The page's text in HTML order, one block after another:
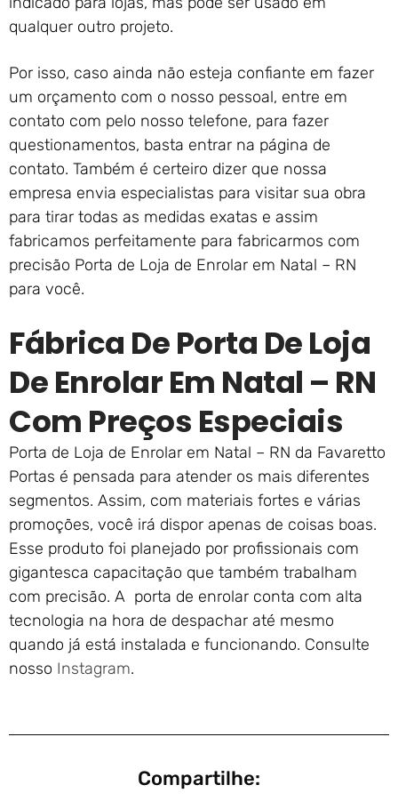
qualquer outro projeto.
Por isso, caso ainda não esteja confiante em fazer
um orçamento com o nosso pessoal, entre em
contato com pelo nosso telefone, para fazer
questionamentos, basta entrar na página de
contato. Também é certeiro dizer que nossa
empresa envia especialistas para visitar sua obra
para tirar todas as medidas exatas e assim
fabricamos perfeitamente para fabricarmos com
precisão Porta de Loja de Enrolar em Natal – RN
para você.
Fábrica De Porta De Loja
De Enrolar Em Natal – RN
Com Preços Especiais
Porta de Loja de Enrolar em Natal – RN da Favaretto
Portas é pensada para atender os mais diferentes
segmentos. Assim, com materiais fortes e várias
promoções, você irá dispor apenas de coisas boas.
Esse produto foi planejado por profissionais com
gigantesca capacitação que também trabalham
com precisão. A porta de enrolar conta com alta
tecnologia na hora de despachar até mesmo
quando já está instalada e funcionando. Consulte
nosso Instagram.
Compartilhe: